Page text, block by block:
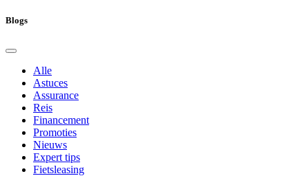
Blogs
Alle
Astuces
Assurance
Reis
Financement
Promoties
Nieuws
Expert tips
Fietsleasing